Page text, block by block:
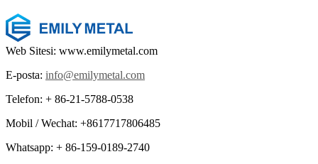
Web Sitesi: www.emilymetal.com
E-posta: info@emilymetal.com
Telefon: + 86-21-5788-0538
Mobil / Wechat: +8617717806485
Whatsapp: + 86-159-0189-2740